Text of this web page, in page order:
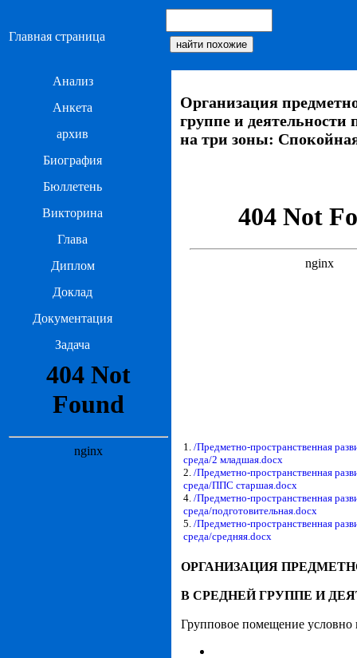
Главная страница
Анализ
Анкета
архив
Биография
Бюллетень
Викторина
Глава
Диплом
Доклад
Документация
Задача
Организация
группе и деятельности
на три зоны:
1. /Предметно-пространственная
среда/2 младшая.docx
2. /Предметно-пространственная
среда/ППС старшая.docx
4. /Предметно-пространственная
среда/подготовительная.docx
5. /Предметно-пространственная
среда/средняя.docx
ОРГАНИЗАЦИЯ
В СРЕДНЕЙ ГРУППЕ И
Групповое помещение условно